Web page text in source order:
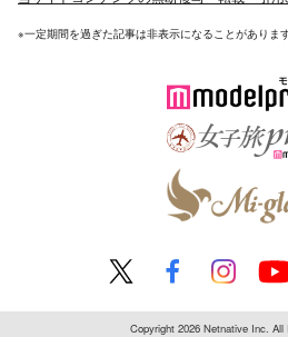
※一定期間を過ぎた記事は非表示になることがありま
Copyright 2026 Netnative Inc. All